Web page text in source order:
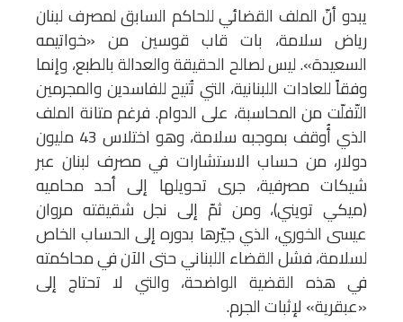
يبدو أنّ الملف القضائي للحاكم السابق لمصرف لبنان
رياض سلامة، بات قاب قوسين من «خواتيمه
السعيدة». ليس لصالح الحقيقة والعدالة بالطبع، وإنما
وفقاً للعادات اللبنانية، التي تُتيح للفاسدين والمجرمين
التّفلّت من المحاسبة، على الدوام. فرغم متانة الملف
الذي أُوقف بموجبه سلامة، وهو اختلاس 43 مليون
دولار، من حساب الاستشارات في مصرف لبنان عبر
شيكات مصرفية، جرى تحويلها إلى أحد محاميه
(ميكي تويني)، ومن ثمّ إلى نجل شقيقته مروان
عيسى الخوري، الذي جيّرها بدوره إلى الحساب الخاص
لسلامة، فشل القضاء اللبناني حتى الآن في محاكمته
في هذه القضية الواضحة، والتي لا تحتاج إلى
«عبقرية» لإثبات الجرم.